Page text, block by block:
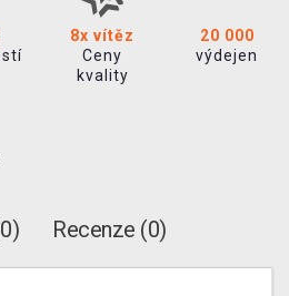
8x vítěz
Ceny
kvality
20 000
výdejen
Recenze (0)